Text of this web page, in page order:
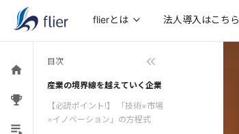
flierとは 法人導入はこちら
目次
産業の境界線を越えていく企業
【必読ポイント!】 「技術×市場
=イノベーション」の方程式